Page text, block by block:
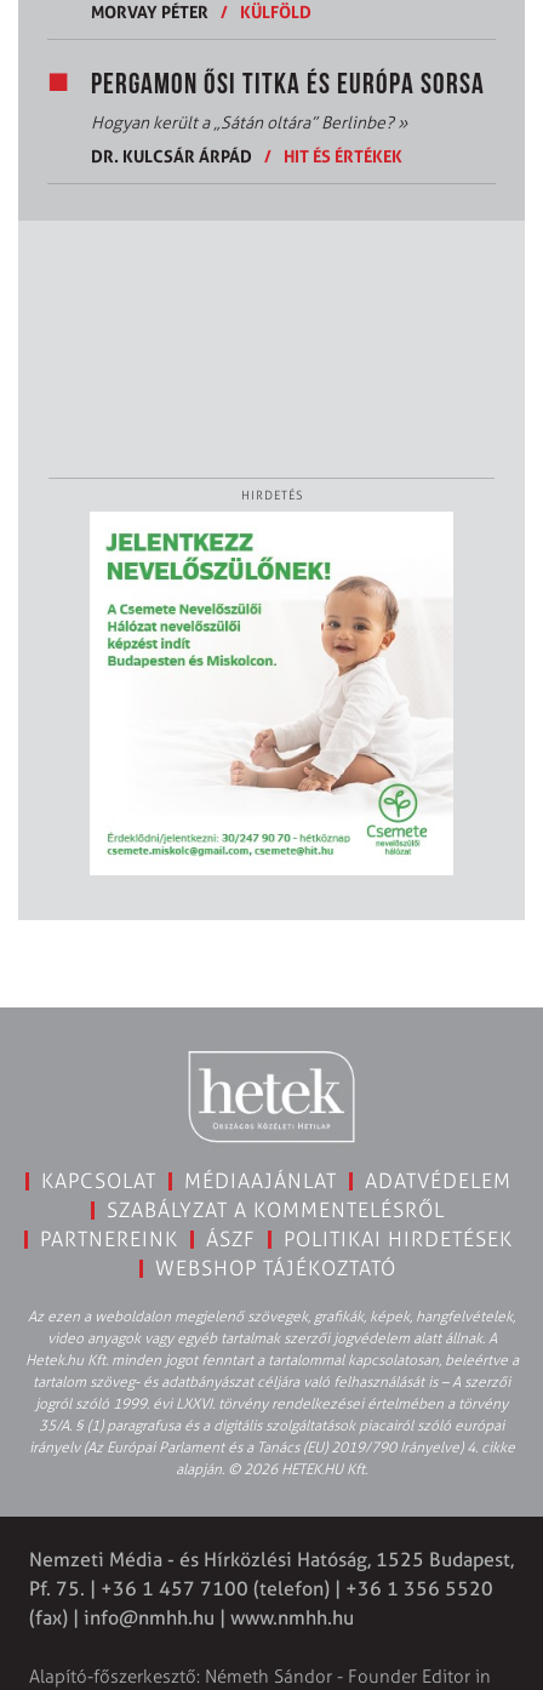
MORVAY PÉTER
/ KÜLFÖLD
PERGAMON ŐSI TITKA ÉS EURÓPA SORSA
Hogyan került a „Sátán oltára” Berlinbe?»
DR. KULCSÁR ÁRPÁD
/ HIT ÉS ÉRTÉKEK
HIRDETÉS
KAPCSOLAT MÉDIAAJÁNLAT
ADATVÉDELEM
SZABÁLYZAT A KOMMENTELÉSRŐL
PARTNEREINK
ÁSZF
POLITIKAI HIRDETÉSEK
WEBSHOP TÁJÉKOZTATÓ
Az ezen a weboldalon megjelenő szövegek, grafikák, képek, hangfelvételek,
video anyagok vagy egyéb tartalmak szerzői jogvédelem alatt állnak. A
Hetek.hu Kft. minden jogot fenntart a tartalommal kapcsolatosan, beleértve a
tartalom szöveg- és adatbányászat céljára való felhasználását is – A szerzői
jogról szóló 1999. évi LXXVI. törvény rendelkezései értelmében a törvény
35/A. § (1) paragrafusa és a digitális szolgáltatások piacairól szóló európai
irányelv (Az Európai Parlament és a Tanács (EU) 2019/790 Irányelve) 4. cikke
alapján. © 2026 HETEK.HU Kft.
Nemzeti Média - és Hírközlési Hatóság, 1525 Budapest,
Pf. 75. | +36 1 457 7100 (telefon) | +36 1 356 5520
(fax) | info@nmhh.hu | www.nmhh.hu
Alapító-főszerkesztő: Németh Sándor - Founder Editor in